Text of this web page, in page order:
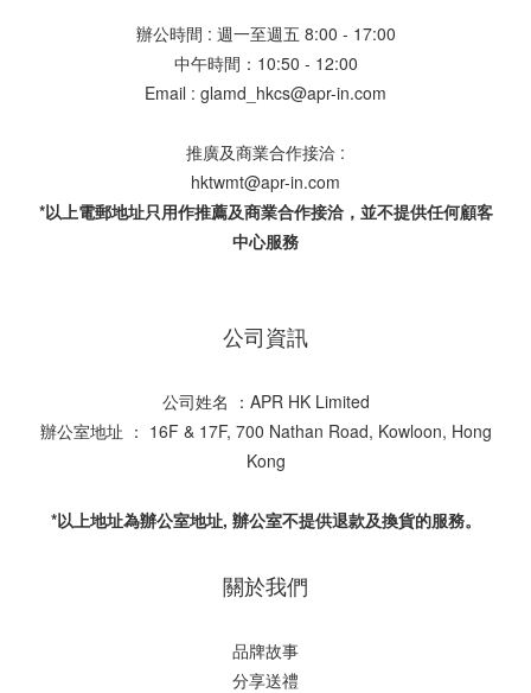
辦公時間 : 週一至週五 8:00 - 17:00
中午時間：10:50 - 12:00
Email : glamd_hkcs@apr-in.com
推廣及商業合作接洽 :
hktwmt@apr-in.com
*以上電郵地址只用作推薦及商業合作接洽，並不提供任何顧客
中心服務
公司資訊
公司姓名 ：APR HK Limited
辦公室地址 ： 16F & 17F, 700 Nathan Road, Kowloon, Hong
Kong
*以上地址為辦公室地址, 辦公室不提供退款及換貨的服務。
關於我們
品牌故事
分享送禮